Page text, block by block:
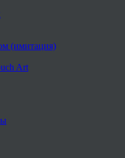
(имитация)
Art